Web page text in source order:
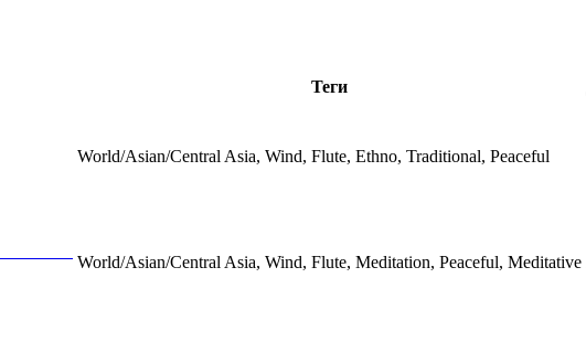
Теги
World/Asian/Central Asia, Wind, Flute, Ethno, Traditional, Peaceful
World/Asian/Central Asia, Wind, Flute, Meditation, Peaceful, Meditative